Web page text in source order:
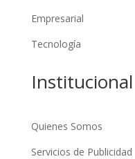
Empresarial
Tecnología
Institucional
Quienes Somos
Servicios de Publicidad